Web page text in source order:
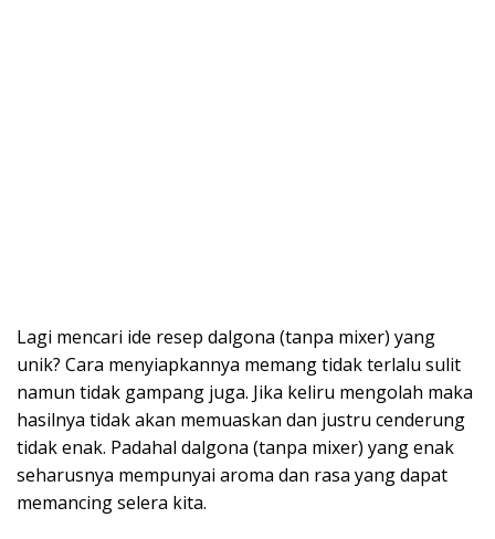
Lagi mencari ide resep dalgona (tanpa mixer) yang
unik? Cara menyiapkannya memang tidak terlalu sulit
namun tidak gampang juga. Jika keliru mengolah maka
hasilnya tidak akan memuaskan dan justru cenderung
tidak enak. Padahal dalgona (tanpa mixer) yang enak
seharusnya mempunyai aroma dan rasa yang dapat
memancing selera kita.